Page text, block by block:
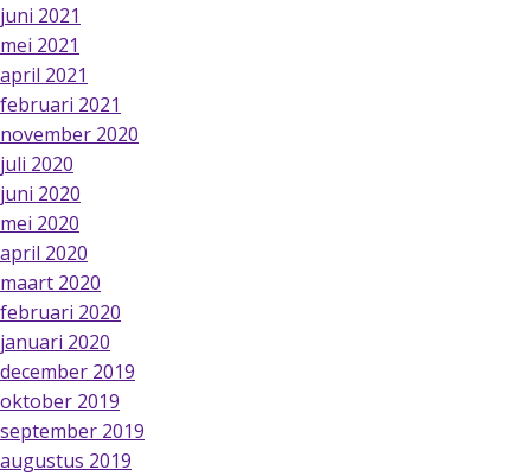
juni 2021
mei 2021
april 2021
februari 2021
november 2020
juli 2020
juni 2020
mei 2020
april 2020
maart 2020
februari 2020
januari 2020
december 2019
oktober 2019
september 2019
augustus 2019